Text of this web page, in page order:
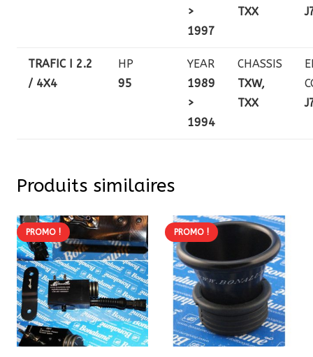
>
1997
TXX
TRAFIC I 2.2
/ 4X4
HP
95
YEAR
1989
>
1994
CHASSIS
TXW,
TXX
Produits similaires
PROMO ! PROMO !